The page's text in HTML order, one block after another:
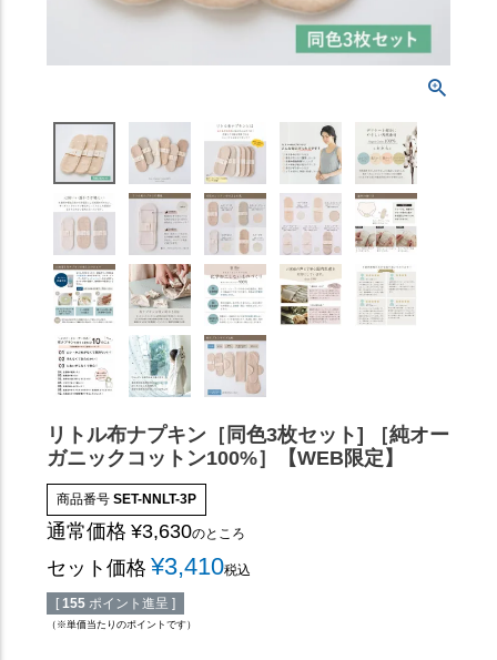
リトル布ナプキン［同色3枚セット] ［純オー
ガニックコットン100%］【WEB限定】
商品番号 SET-NNLT-3P
通常価格 ¥3,630のところ
セット価格 ¥3,410税込
[ 155 ポイント進呈 ]
（※単価当たりのポイントです）